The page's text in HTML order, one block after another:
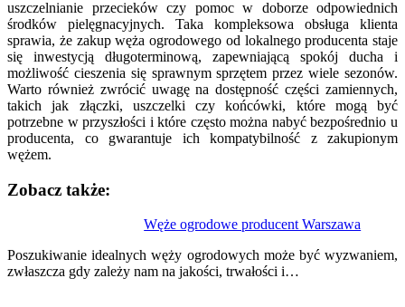
uszczelnianie przecieków czy pomoc w doborze odpowiednich
środków pielęgnacyjnych. Taka kompleksowa obsługa klienta
sprawia, że zakup węża ogrodowego od lokalnego producenta staje
się inwestycją długoterminową, zapewniającą spokój ducha i
możliwość cieszenia się sprawnym sprzętem przez wiele sezonów.
Warto również zwrócić uwagę na dostępność części zamiennych,
takich jak złączki, uszczelki czy końcówki, które mogą być
potrzebne w przyszłości i które często można nabyć bezpośrednio u
producenta, co gwarantuje ich kompatybilność z zakupionym
wężem.
Zobacz także:
Węże ogrodowe producent Warszawa
Poszukiwanie idealnych węży ogrodowych może być wyzwaniem,
zwłaszcza gdy zależy nam na jakości, trwałości i…
wpisu